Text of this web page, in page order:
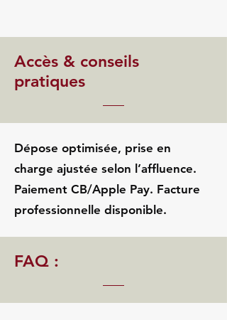
Accès & conseils
pratiques
Dépose optimisée, prise en
charge ajustée selon l’affluence.
Paiement CB/Apple Pay. Facture
professionnelle disponible.
FAQ :